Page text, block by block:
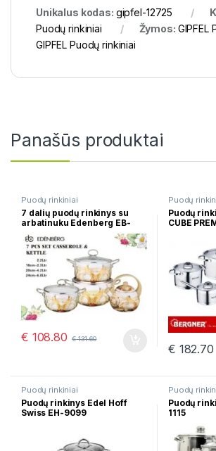
Unikalus kodas: gipfel-12725
Puodų rinkiniai
Žymos: GIPFEL
GIPFEL Puodų rinkiniai
Panašūs produktai
Puodų rinkiniai
7 dalių puodų rinkinys su
arbatinuku Edenberg EB-
1839
€ 108.80 €131.60
Puodų
Puodų
CUBE
€ 182.70
Puodų rinkiniai
Puodų rinkinys Edel Hoff
Swiss EH-9099
Puodų
Puodų
1115